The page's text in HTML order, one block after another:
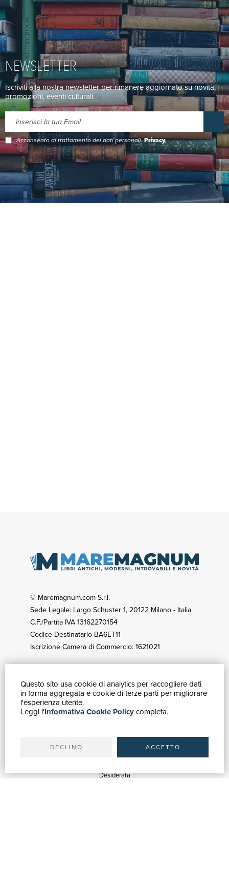
Questo sito usa cookie di analytics per raccogliere dati
in forma aggregata e cookie di terze parti per migliorare
l'esperienza utente.
Leggi l'Informativa Cookie Policycompleta.
DECLINO ACCETTO
NEWSLETTER
Iscriviti alla nostra newsletter per rimanere aggiornato su novità,
promozioni, eventi culturali.
Acconsento al trattamento dei dati personali.Privacy
© Maremagnum.com S.r.l.
Sede Legale: Largo Schuster 1, 20122 Milano - Italia
C.F./Partita IVA 13162270154
Codice Destinatario BA6ET11
Iscrizione Camera di Commercio: 1621021
GUIDA ACQUISTI
Catalogo
Ricerca avanzata
Spedizioni
Desiderata